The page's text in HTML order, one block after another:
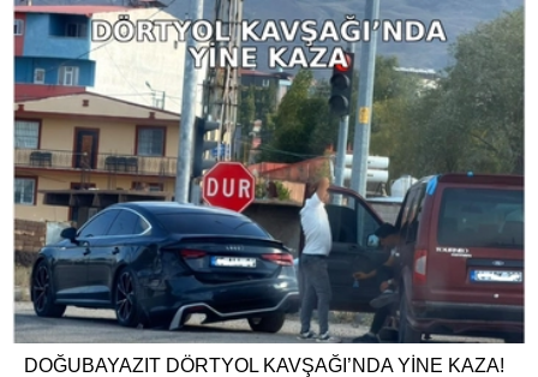
DOĞUBAYAZIT DÖRTYOL KAVŞAĞI’NDA YİNE KAZA!